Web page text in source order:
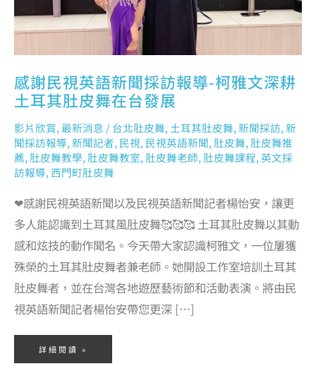
感謝民視英語新聞採訪報導-柯雅文深耕
土耳其肚皮舞在台發展
影片欣賞,最新消息 /台北肚皮舞,土耳其肚皮舞,新聞採訪,新
聞採訪報導,新聞記者,民視,民視英語新聞,肚皮舞,肚皮舞推
薦,肚皮舞教學,肚皮舞教室,肚皮舞老師,肚皮舞課程,英文採
訪報導,西門町肚皮舞
❤感謝民視英語新聞以及民視英語新聞記者楊怡安，讓更
多人能認識到土耳其風肚皮舞🥰🥰🥰 土耳其肚皮舞以其動
感和炫技的動作聞名。今天帶大家認識柯雅文，一位屢獲
殊榮的土耳其肚皮舞者兼老師。她開設工作室培訓土耳其
肚皮舞者，並在台灣各地遊歷藝術節和活動表演。將由民
視英語新聞記者楊怡安帶您更深 […]
皮
舞
在
台
詳細閱讀 »